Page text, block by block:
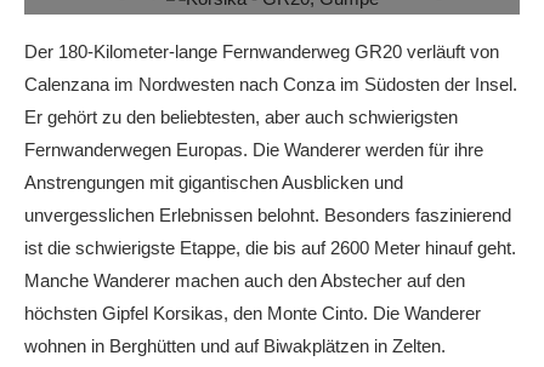
Der 180-Kilometer-lange Fernwanderweg GR20 verläuft von
Calenzana im Nordwesten nach Conza im Südosten der Insel.
Er gehört zu den beliebtesten, aber auch schwierigsten
Fernwanderwegen Europas. Die Wanderer werden für ihre
Anstrengungen mit gigantischen Ausblicken und
unvergesslichen Erlebnissen belohnt. Besonders faszinierend
ist die schwierigste Etappe, die bis auf 2600 Meter hinauf geht.
Manche Wanderer machen auch den Abstecher auf den
höchsten Gipfel Korsikas, den Monte Cinto. Die Wanderer
wohnen in Berghütten und auf Biwakplätzen in Zelten.